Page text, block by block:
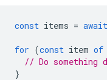
const items = await
for (const item of
// Do something
}